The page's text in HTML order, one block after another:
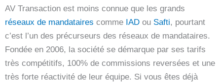
AV Transaction est moins connue que les grands
réseaux de mandataires comme IAD ou Safti, pourtant
c’est l’un des précurseurs des réseaux de mandataires.
Fondée en 2006, la société se démarque par ses tarifs
très compétitifs, 100% de commissions reversées et une
très forte réactivité de leur équipe. Si vous êtes déjà